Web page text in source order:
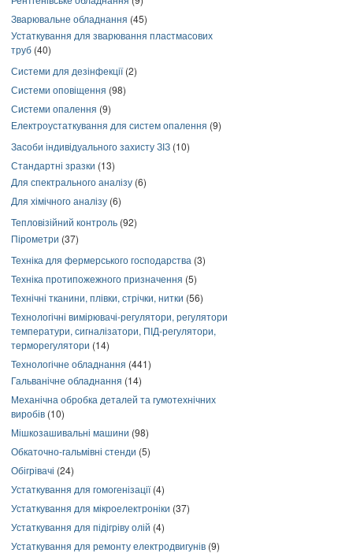
Зварювальне обладнання (45)
Устаткування для зварювання пластмасових
труб (40)
Системи для дезінфекції(2)
Системи оповіщення (98)
Системи опалення (9)
Електроустаткування для систем опалення (9)
Засоби індивідуального захисту ЗІЗ (10)
Стандартні зразки (13)
Для спектрального аналізу (6)
Для хімічного аналізу (6)
Тепловізійний контроль (92)
Пірометри (37)
Техніка для фермерського господарства (3)
Техніка протипожежного призначення (5)
Технічні тканини, плівки, стрічки, нитки (56)
Технологічні вимірювачі-регулятори, регулятори
температури, сигналізатори, ПІД-регулятори,
терморегулятори (14)
Технологічне обладнання (441)
Гальванічне обладнання (14)
Механічна обробка деталей та гумотехнічних
виробів (10)
Мішкозашивальні машини (98)
Обкаточно-гальмівні стенди (5)
Обігрівачі (24)
Устаткування для гомогенізації(4)
Устаткування для мікроелектроніки (37)
Устаткування для підігріву олій (4)
Устаткування для ремонту електродвигунів (9)